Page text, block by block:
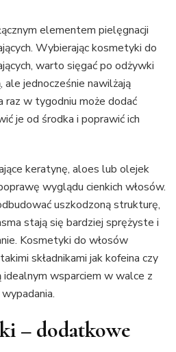
elementem pielęgnacji
Wybierając kosmetyki do
warto sięgać po odżywki
ale jednocześnie nawilżają
raz w tygodniu może dodać
je od środka i poprawić ich
keratynę, aloes lub olejek
wyglądu cienkich włosów.
uszkodzoną strukturę,
stają się bardziej sprężyste i
Kosmetyki do włosów
składnikami jak kofeina czy
wsparciem w walce z
– dodatkowe